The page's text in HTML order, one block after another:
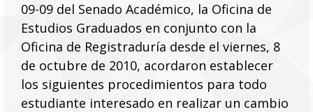
09-09 del Senado Académico, la Oficina de
Estudios Graduados en conjunto con la
Oficina de Registraduría desde el viernes, 8
de octubre de 2010, acordaron establecer
los siguientes procedimientos para todo
estudiante interesado en realizar un cambio